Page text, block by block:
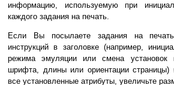
информацию, используемую при
каждого задания на печать.
Если Вы посылаете задания на
инструкций в заголовке (например,
режима эмуляции или смена
шрифта, длины или ориентации страницы)
все установленные атрибуты, увеличьте